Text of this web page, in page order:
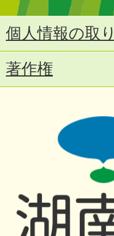
個人情報の取
著作権